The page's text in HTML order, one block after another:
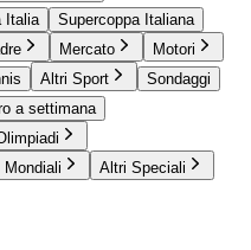
Italia
Supercoppa Italiana
Mercato
Motori
Altri Sport
Sondaggi
a settimana
Altri Speciali